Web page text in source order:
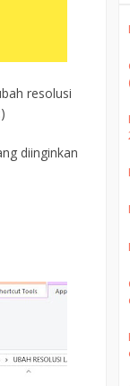
resolusi
diinginkan